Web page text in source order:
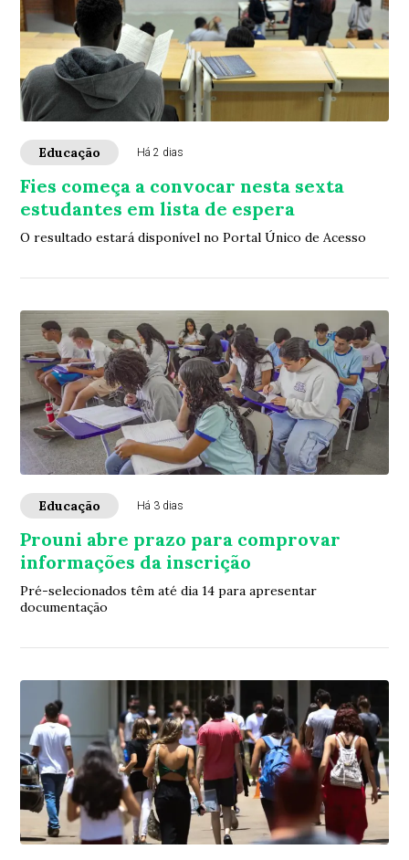
Educação Há 2 dias
Fies começa a convocar nesta sexta
estudantes em lista de espera
O resultado estará disponível no Portal Único de Acesso
Educação Há 3 dias
Prouni abre prazo para comprovar
informações da inscrição
Pré-selecionados têm até dia 14 para apresentar
documentação